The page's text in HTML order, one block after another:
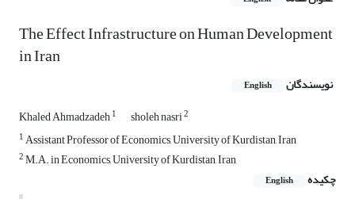
The Effect Infrastructure on Human Development
in Iran
نویسندگان English
Khaled Ahmadzadeh1 sholeh nasri2
1Assistant Professor of Economics, University of Kurdistan, Iran
2M.A. in Economics, University of Kurdistan, Iran
چکیده
English